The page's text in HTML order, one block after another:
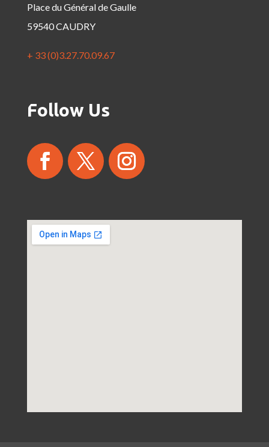
Place du Général de Gaulle
59540 CAUDRY
+ 33 (0)3.27.70.09.67
Follow Us